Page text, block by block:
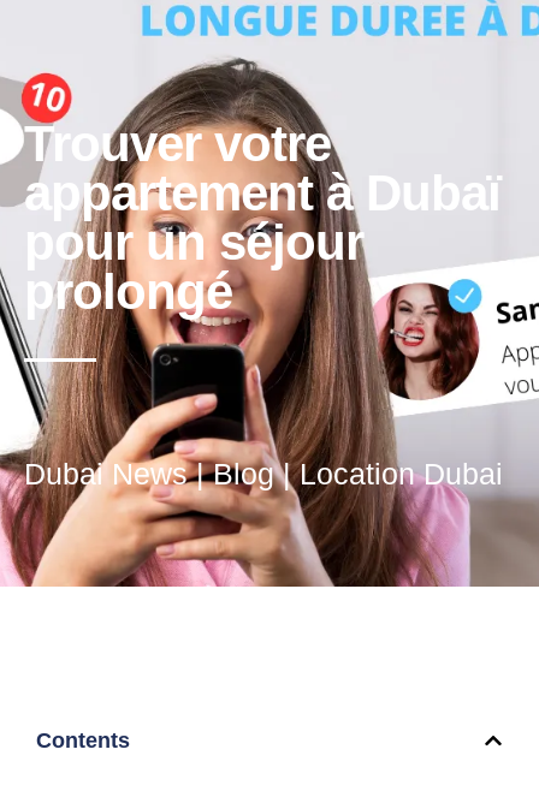
Trouver votre
appartement à Dubaï
pour un séjour
prolongé
Dubai News|Blog|Location Dubai
Contents